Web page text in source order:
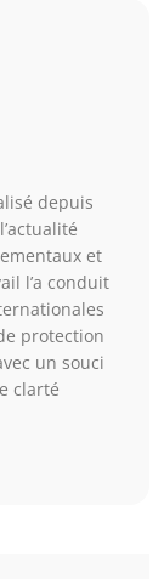
depuis
et
l’a conduit
protection
un souci
clarté